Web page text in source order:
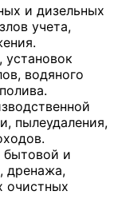
и дизельных
учета,
водяного
пылеудаления,
бытовой и
дренажа,
очистных